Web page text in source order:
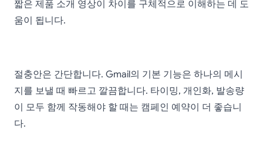
짧은 제품 소개 영상이 차이를 구체적으로 이해하는 데 도
움이 됩니다.
절충안은 간단합니다. Gmail의 기본 기능은 하나의 메시
지를 보낼 때 빠르고 깔끔합니다. 타이밍, 개인화, 발송량
이 모두 함께 작동해야 할 때는 캠페인 예약이 더 좋습니
다.